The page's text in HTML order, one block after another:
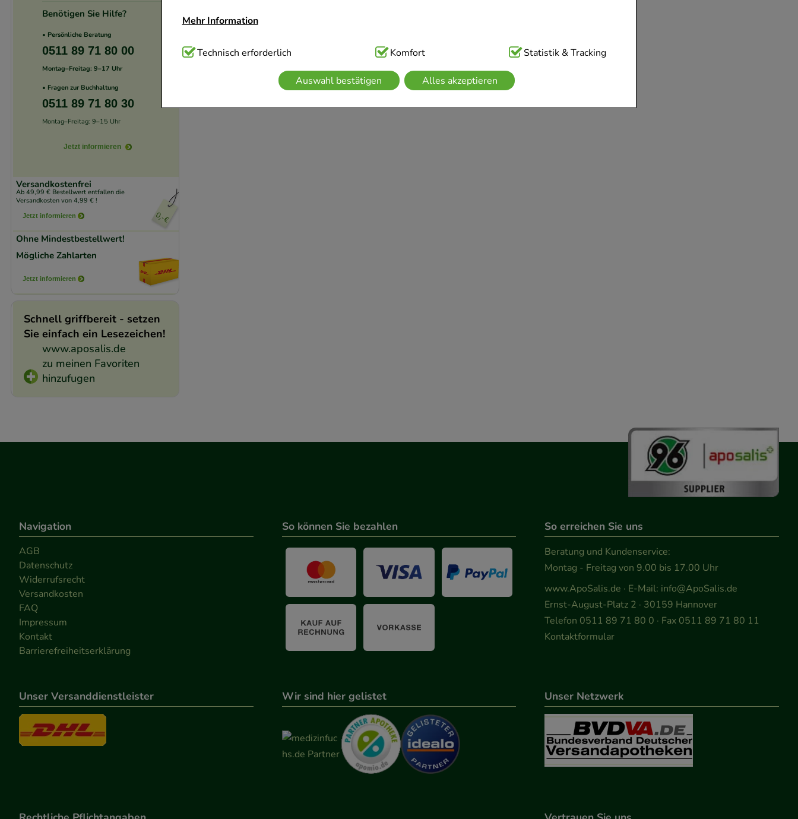
Mehr Information
Technisch Notwendig:Hierbei handelt es sich um Cookies, die für die Grundfunktionen unserer
Website notwendig sind (z.B. Navigation, Warenkorb, Kundenkonto), weshalb auf diese nicht
verzichtet werden kann.
Technisch erforderlich Komfort Statistik & Tracking
Auswahl bestätigen Alles akzeptieren
Benötigen Sie Hilfe?
• Persönliche Beratung
0511 89 71 80 00
Montag–Freitag: 9–17 Uhr
• Fragen zur Buchhaltung
0511 89 71 80 30
Montag–Freitag: 9–15 Uhr
Jetzt informieren
Versandkostenfrei
Ab 49,99 € Bestellwert entfallen die
Versandkosten von 4,99 € !
Jetzt informieren
Ohne Mindestbestellwert!
Mögliche Zahlarten
Jetzt informieren
Schnell griffbereit - setzen
Sie einfach ein Lesezeichen!
www.aposalis.de
zu meinen Favoriten
hinzufugen
Navigation
AGB
Datenschutz
Widerrufsrecht
Versandkosten
FAQ
Impressum
Kontakt
Barrierefreiheitserklärung
So können Sie bezahlen So erreichen Sie uns
Beratung und Kundenservice:
Montag - Freitag von 9.00 bis 17.00 Uhr
www.ApoSalis.de · E-Mail: info@ApoSalis.de
Ernst-August-Platz 2 · 30159 Hannover
Telefon 0511 89 71 80 0 · Fax 0511 89 71 80 11
Kontaktformular
Unser Versanddienstleister Wir sind hier gelistet Unser Netzwerk